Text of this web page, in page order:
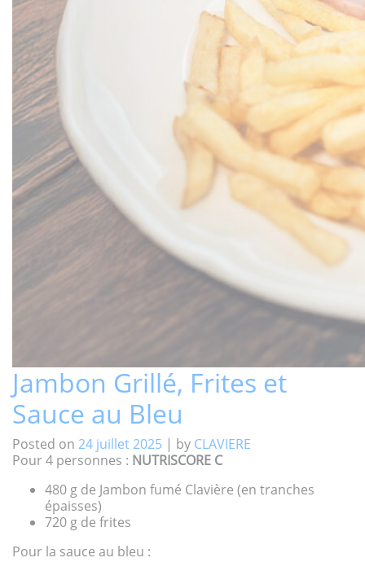
Jambon Grillé, Frites et
Sauce au Bleu
Posted on 24 juillet 2025 | by CLAVIERE
Pour 4 personnes : NUTRISCORE C
480 g de Jambon fumé Clavière (en tranches
épaisses)
720 g de frites
Pour la sauce au bleu :